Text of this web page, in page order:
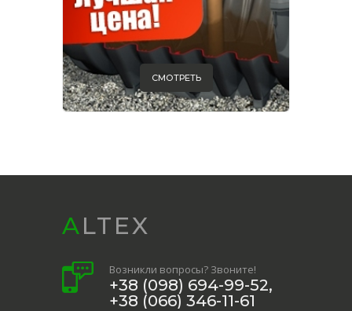
СМОТРЕТЬ
ALTEX
Возникли вопросы? Звоните!
+38 (098) 694-99-52,
+38 (066) 346-11-61